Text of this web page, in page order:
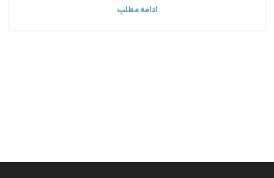
ادامه مطلب